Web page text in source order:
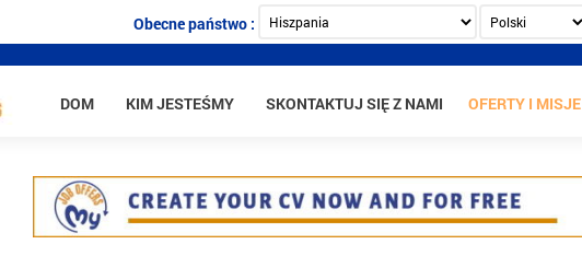
Obecne państwo :
DOM KIM JESTEŚMY SKONTAKTUJ SIĘ Z NAMI OFERTY I MISJE